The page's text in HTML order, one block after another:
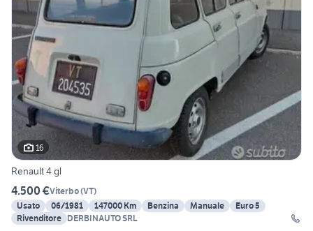
16
Renault 4 gl
4.500 €Viterbo(VT)
Usato
06/1981 147000 Km Benzina Manuale
Euro 5
Rivenditore DERBINAUTO SRL